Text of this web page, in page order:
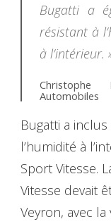
Bugatti a
résistant à
à l’intérieur.
Automobiles
Bugatti a
l’humidité à
Sport Vitesse.
Vitesse devait
Veyron, avec